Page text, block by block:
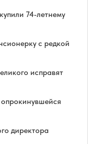
74-летнему
с редкой
исправят
директора